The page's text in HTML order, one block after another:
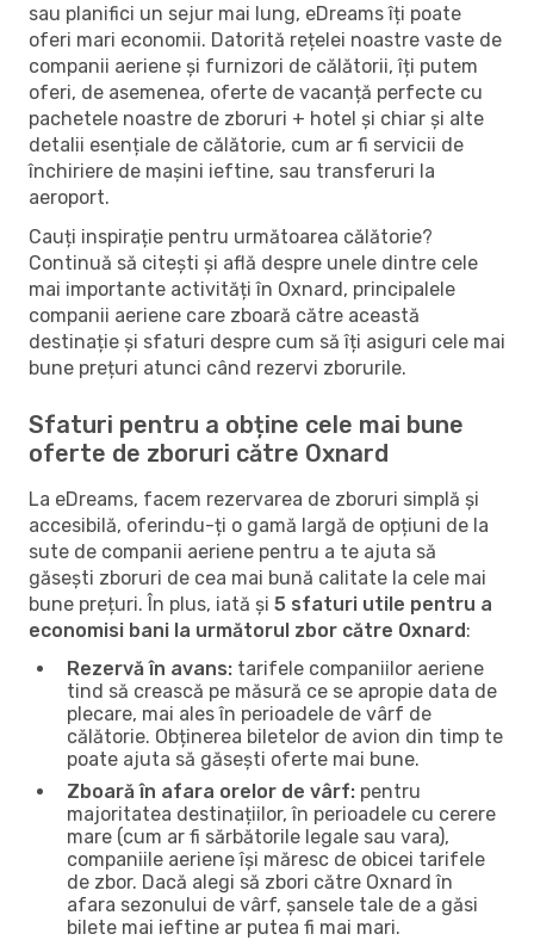
sau planifici un sejur mai lung, eDreams îți poate
oferi mari economii. Datorită rețelei noastre vaste de
companii aeriene și furnizori de călătorii, îți putem
oferi, de asemenea, oferte de vacanță perfecte cu
pachetele noastre de zboruri + hotel și chiar și alte
detalii esențiale de călătorie, cum ar fi servicii de
închiriere de mașini ieftine, sau transferuri la
aeroport.
Cauți inspirație pentru următoarea călătorie?
Continuă să citești și află despre unele dintre cele
mai importante activități în Oxnard, principalele
companii aeriene care zboară către această
destinație și sfaturi despre cum să îți asiguri cele mai
bune prețuri atunci când rezervi zborurile.
Sfaturi pentru a obține cele mai bune
oferte de zboruri către Oxnard
La eDreams, facem rezervarea de zboruri simplă și
accesibilă, oferindu-ți o gamă largă de opțiuni de la
sute de companii aeriene pentru a te ajuta să
găsești zboruri de cea mai bună calitate la cele mai
bune prețuri. În plus, iată și 5 sfaturi utile pentru a
economisi bani la următorul zbor către Oxnard:
Rezervă în avans: tarifele companiilor aeriene
tind să crească pe măsură ce se apropie data de
plecare, mai ales în perioadele de vârf de
călătorie. Obținerea biletelor de avion din timp te
poate ajuta să găsești oferte mai bune.
Zboară în afara orelor de vârf: pentru
majoritatea destinațiilor, în perioadele cu cerere
mare (cum ar fi sărbătorile legale sau vara),
companiile aeriene își măresc de obicei tarifele
de zbor. Dacă alegi să zbori către Oxnard în
afara sezonului de vârf, șansele tale de a găsi
bilete mai ieftine ar putea fi mai mari.